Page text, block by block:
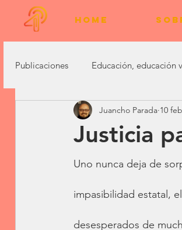
HOME
Publicaciones Educación, educación
Marketing Digital Vivencias
Justicia
Juancho Parada 10
Uno nunca deja de
impasibilidad estatal,
desesperados de